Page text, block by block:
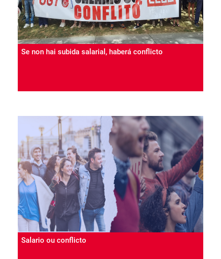
Se non hai subida salarial, haberá conflicto
Salario ou conflicto